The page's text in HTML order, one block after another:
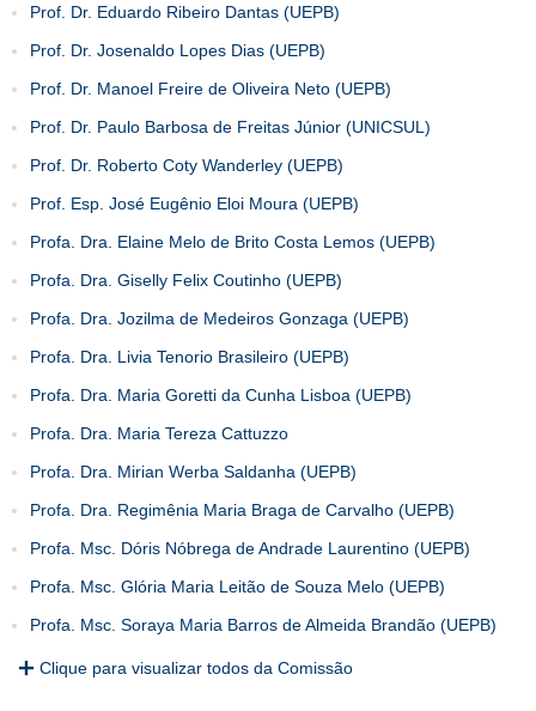
Prof. Dr. Eduardo Ribeiro Dantas (UEPB)
Prof. Dr. Josenaldo Lopes Dias (UEPB)
Prof. Dr. Manoel Freire de Oliveira Neto (UEPB)
Prof. Dr. Paulo Barbosa de Freitas Júnior (UNICSUL)
Prof. Dr. Roberto Coty Wanderley (UEPB)
Prof. Esp. José Eugênio Eloi Moura (UEPB)
Profa. Dra. Elaine Melo de Brito Costa Lemos (UEPB)
Profa. Dra. Giselly Felix Coutinho (UEPB)
Profa. Dra. Jozilma de Medeiros Gonzaga (UEPB)
Profa. Dra. Livia Tenorio Brasileiro (UEPB)
Profa. Dra. Maria Goretti da Cunha Lisboa (UEPB)
Profa. Dra. Maria Tereza Cattuzzo
Profa. Dra. Mirian Werba Saldanha (UEPB)
Profa. Dra. Regimênia Maria Braga de Carvalho (UEPB)
Profa. Msc. Dóris Nóbrega de Andrade Laurentino (UEPB)
Profa. Msc. Glória Maria Leitão de Souza Melo (UEPB)
Profa. Msc. Soraya Maria Barros de Almeida Brandão (UEPB)
Clique para visualizar todos da Comissão